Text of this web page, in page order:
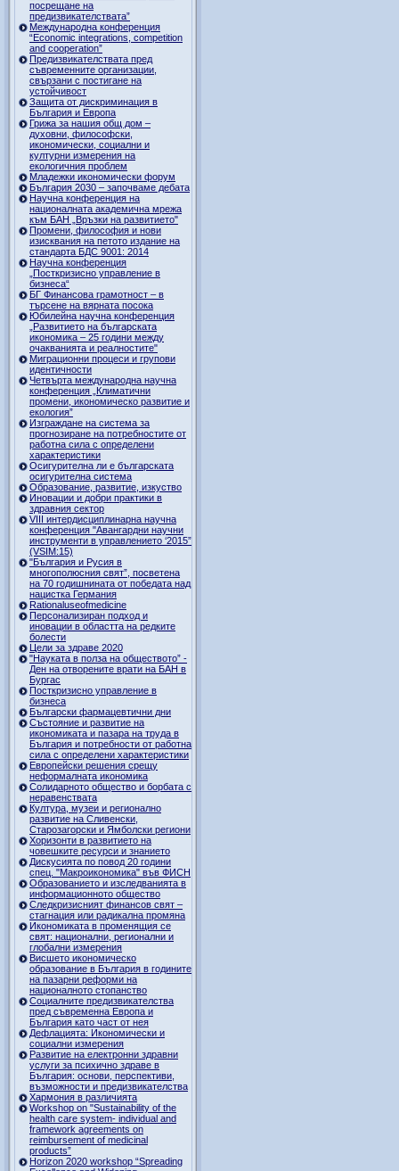
посрещане на
предизвикателствата”
Международна конференция
“Economic integrations, competition
and cooperation”
Предизвикателствата пред
съвременните организации,
свързани с постигане на
устойчивост
Защита от дискриминация в
България и Европа
Грижа за нашия общ дом –
духовни, философски,
икономически, социални и
културни измерения на
екологичния проблем
Младежки икономически форум
България 2030 – започваме дебата
Научна конференция на
националната академична мрежа
към БАН „Връзки на развитието"
Промени, философия и нови
изисквания на петото издание на
стандарта БДС 9001: 2014
Научна конференция
„Посткризисно управление в
бизнеса“
БГ Финансова грамотност – в
търсене на вярната посока
Юбилейна научна конференция
„Развитието на българската
икономика – 25 години между
очакванията и реалностите"
Миграционни процеси и групови
идентичности
Четвърта международна научна
конференция „Климатични
промени, икономическо развитие и
екология”
Изграждане на система за
прогнозиране на потребностите от
работна сила с определени
характеристики
Осигурителна ли е българската
осигурителна система
Образование, развитие, изкуство
Иновации и добри практики в
здравния сектор
VIII интердисциплинарна научна
конференция "Авангардни научни
инструменти в управлението ‘2015”
(VSIM:15)
"България и Русия в
многополюсния свят”, посветена
на 70 годишнината от победата над
нацистка Германия
Rationaluseofmedicine
Персонализиран подход и
иновации в областта на редките
болести
Цели за здраве 2020
"Науката в полза на обществото” -
Ден на отворените врати на БАН в
Бургас
Посткризисно управление в
бизнеса
Български фармацевтични дни
Състояние и развитие на
икономиката и пазара на труда в
България и потребности от работна
сила с определени характеристики
Европейски решения срещу
неформалната икономика
Солидарното общество и борбата с
неравенствата
Култура, музеи и регионално
развитие на Сливенски,
Старозагорски и Ямболски региони
Хоризонти в развитието на
човешките ресурси и знанието
Дискусията по повод 20 години
спец. "Макроикономика" във ФИСН
Образованието и изследванията в
информационното общество
Следкризисният финансов свят –
стагнация или радикална промяна
Икономиката в променящия се
свят: национални, регионални и
глобални измерения
Висшето икономическо
образование в България в годините
на пазарни реформи на
националното стопанство
Социалните предизвикателства
пред съвременна Европа и
България като част от нея
Дефлацията: Икономически и
социални измерения
Развитие на електронни здравни
услуги за психично здраве в
България: основи, перспективи,
възможности и предизвикателства
Хармония в различията
Workshop on "Sustainability of the
health care system- individual and
framework agreements on
reimbursement of medicinal
products”
Horizon 2020 workshop “Spreading